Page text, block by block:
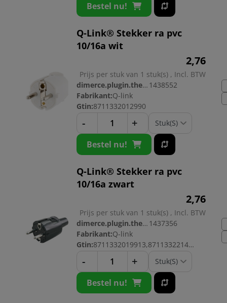
Bestel nu!
Q-Link® Stekker ra pvc
10/16a wit
2,76
Prijs per stuk van 1 stuk(s) , Incl. BTW
dimerce.plugin.theme.productnr: 1438552
Fabrikant:Q-link
Gtin:8711332012990
- +
Bestel nu!
Q-Link® Stekker ra pvc
10/16a zwart
2,76
Prijs per stuk van 1 stuk(s) , Incl. BTW
dimerce.plugin.theme.productnr: 1437356
Fabrikant:Q-link
Gtin:
8711332019913,8711332214196
- +
Bestel nu!